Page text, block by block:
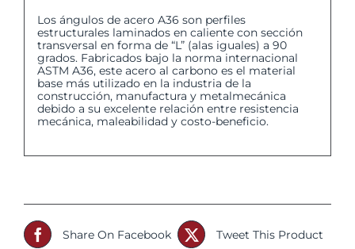
Los ángulos de acero A36 son perfiles
estructurales laminados en caliente con sección
transversal en forma de “L” (alas iguales) a 90
grados. Fabricados bajo la norma internacional
ASTM A36, este acero al carbono es el material
base más utilizado en la industria de la
construcción, manufactura y metalmecánica
debido a su excelente relación entre resistencia
mecánica, maleabilidad y costo-beneficio.
Share On Facebook Tweet This Product